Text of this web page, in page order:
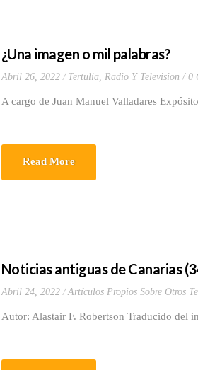
¿Una imagen o mil palabras?
Abril 26, 2022 Tertulia, Radio Y Television 0
A cargo de Juan Manuel Valladares
Read More
Noticias antiguas de Canarias
Abril 24, 2022 Artículos Propios Sobre Otros
Autor: Alastair F. Robertson Traducido del